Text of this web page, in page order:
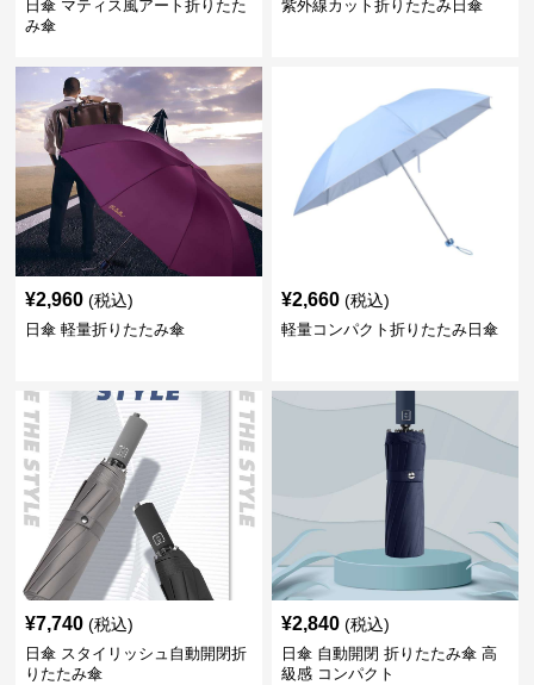
日傘 マティス風アート折りたた
み傘
紫外線カット折りたたみ日傘
¥2,960 (税込)
日傘 軽量折りたたみ傘
¥2,660 (税込)
軽量コンパクト折りたたみ日傘
¥7,740 (税込)
日傘 スタイリッシュ自動開閉折
りたたみ傘
¥2,840 (税込)
日傘 自動開閉 折りたたみ傘 高
級感 コンパクト